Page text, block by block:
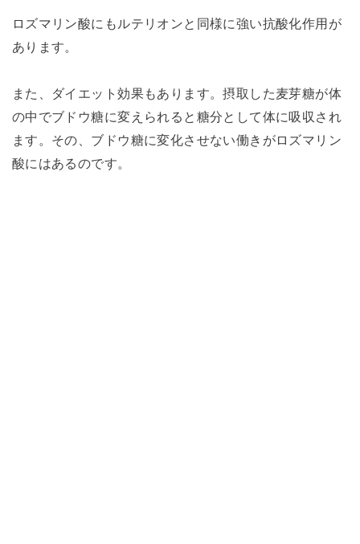
ロズマリン酸にもルテリオンと同様に強い抗酸化作用が
あります。
また、ダイエット効果もあります。摂取した麦芽糖が体
の中でブドウ糖に変えられると糖分として体に吸収され
ます。その、ブドウ糖に変化させない働きがロズマリン
酸にはあるのです。